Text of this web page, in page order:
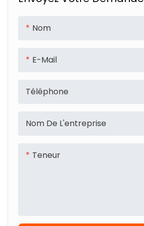
Nom
E-Mail
Téléphone
Nom De L'entreprise
Teneur